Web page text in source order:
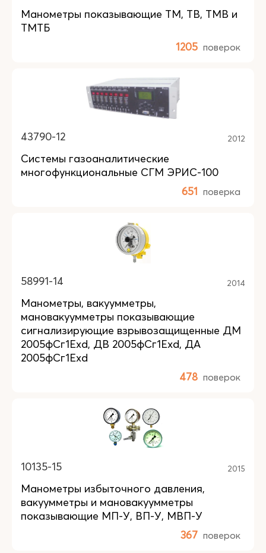
Манометры показывающие ТМ, ТВ, ТМВ и
ТМТБ
1205 поверок
43790-12 2012
Системы газоаналитические
многофункциональные СГМ ЭРИС-100
651 поверка
58991-14 2014
Манометры, вакуумметры,
мановакуумметры показывающие
сигнализирующие взрывозащищенные ДМ
2005фСг1Exd, ДВ 2005фСг1Exd, ДА
2005фСг1Exd
478 поверок
10135-15 2015
Манометры избыточного давления,
вакуумметры и мановакуумметры
показывающие МП-У, ВП-У, МВП-У
367 поверок